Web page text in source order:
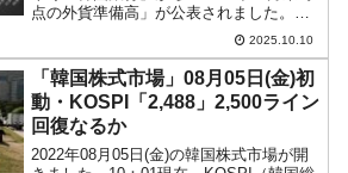
点の外貨準備高」が公表されました。
2025年09月外貨準備高：4,220億ドル
（約64兆5,533億円）※前月比：+57億ド
ル＜＜内訳＞＞⇒Securities：...
2025.10.10
「韓国株式市場」08月05日(金)初
動・KOSPI「2,488」2,500ライン
回復なるか
2022年08月05日(金)の韓国株式市場が開